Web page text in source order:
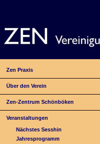
Zen Praxis
Über den Verein
Zen-Zentrum Schönböken
Veranstaltungen
Nächstes Sesshin
Jahresprogramm